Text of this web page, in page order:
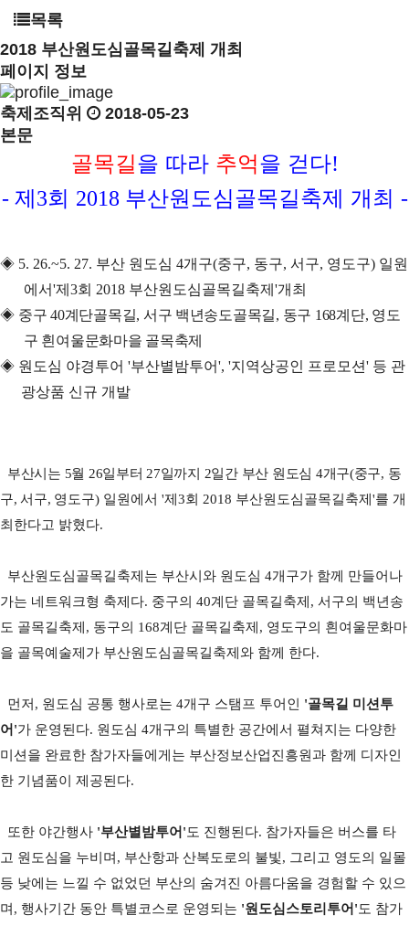
목록
2018 부산원도심골목길축제 개최
페이지 정보
축제조직위
2018-05-23
본문
골목길을 따라 추억을 걷다!
- 제3회 2018 부산원도심골목길축제 개최 -
◈ 5. 26.~5. 27. 부산 원도심 4개구(중구, 동구, 서구, 영도구) 일원
에서'제 3회 2018 부산원도심골목길축제 '개최
◈ 중구40계단골목길, 서구 백년송도골목길, 동구 168계단, 영도
구 흰여울문화마을 골목축제
◈ 원도심 야경투어 '부산별밤투어', '지역상공인 프로모션' 등 관
광상품 신규 개발
부산시는 5월 26일부터 27일까지 2일간 부산 원도심 4개구(중구, 동
구,서구, 영도구) 일원에서'제3회 2018 부산원도심골목길축제'를 개
최한다고 밝혔다.
부산원도심골목길축제는 부산시와 원도심 4개구가 함께 만들어나
가는 네트워크형 축제다. 중구의 40계단 골목길축제 , 서구의 백년송
도 골목길축제 , 동구의 168계단 골목길축제 , 영도구의 흰여울문화마
을 골목예술제가 부산원도심골목길축제와 함께 한다.
먼저 , 원도심 공통 행사로는 4개구 스탬프 투어인 '골목길 미션투
어 '가 운영된다. 원도심 4개구의 특별한 공간에서 펼쳐지는 다양한
미션을 완료한 참가자들에게는 부산정보산업진흥원과 함께 디자인
한 기념품이 제공된다.
또한 야간행사 '부산별밤투어 '도 진행된다. 참가자들은 버스를 타
고 원도심을 누비며 , 부산항과 산복도로의 불빛, 그리고 영도의 일몰
등 낮에는 느낄 수 없었던 부산의 숨겨진 아름다움을 경험할 수 있으
며 , 행사기간 동안 특별코스로 운영되는 '원도심스토리투어 '도 참가